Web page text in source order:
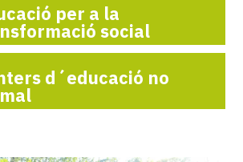
per a la
social
d´educació no